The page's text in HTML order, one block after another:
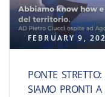
FEBRUARY 9,
PONTE
SIAMO PRONTI A